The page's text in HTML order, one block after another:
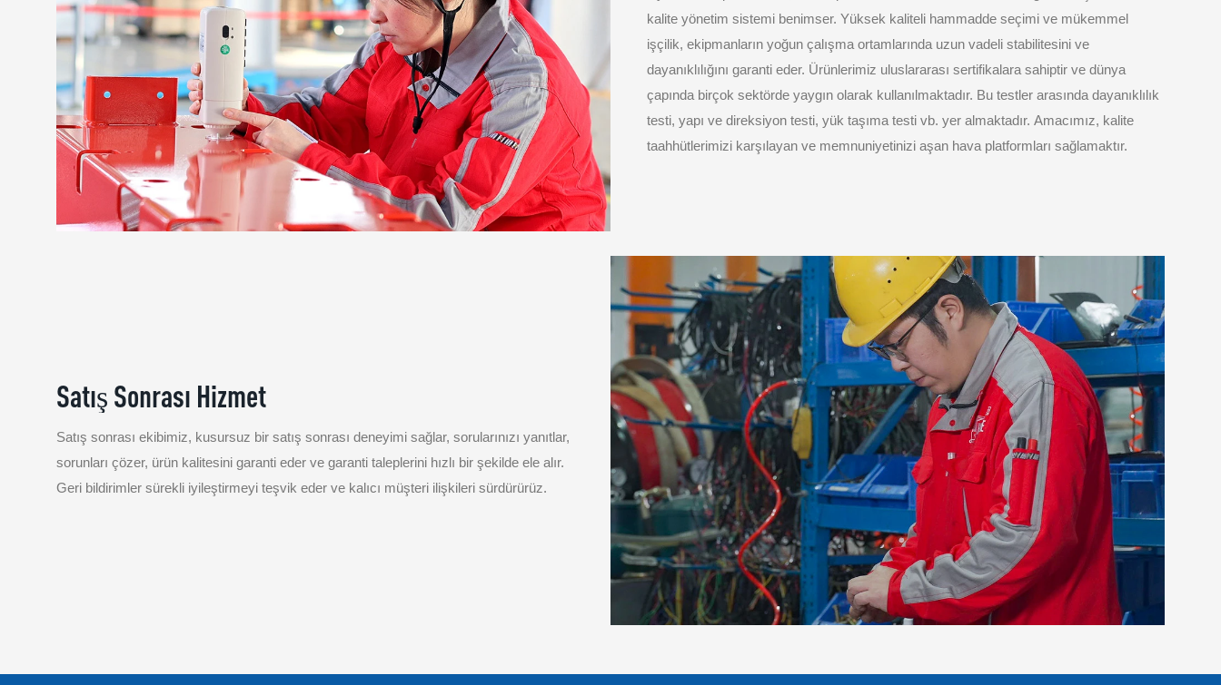
kalite yönetim sistemi benimser. Yüksek kaliteli hammadde seçimi ve mükemmel
işçilik, ekipmanların yoğun çalışma ortamlarında uzun vadeli stabilitesini ve
dayanıklılığını garanti eder. Ürünlerimiz uluslararası sertifikalara sahiptir ve dünya
çapında birçok sektörde yaygın olarak kullanılmaktadır. Bu testler arasında dayanıklılık
testi, yapı ve direksiyon testi, yük taşıma testi vb. yer almaktadır. Amacımız, kalite
taahhütlerimizi karşılayan ve memnuniyetinizi aşan hava platformları sağlamaktır.
Satış Sonrası Hizmet
Satış sonrası ekibimiz, kusursuz bir satış sonrası deneyimi sağlar, sorularınızı yanıtlar,
sorunları çözer, ürün kalitesini garanti eder ve garanti taleplerini hızlı bir şekilde ele alır.
Geri bildirimler sürekli iyileştirmeyi teşvik eder ve kalıcı müşteri ilişkileri sürdürürüz.